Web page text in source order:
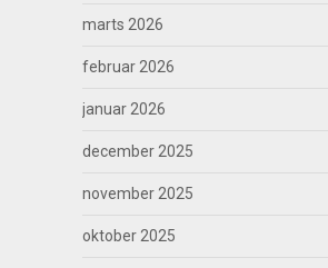
marts 2026
februar 2026
januar 2026
december 2025
november 2025
oktober 2025